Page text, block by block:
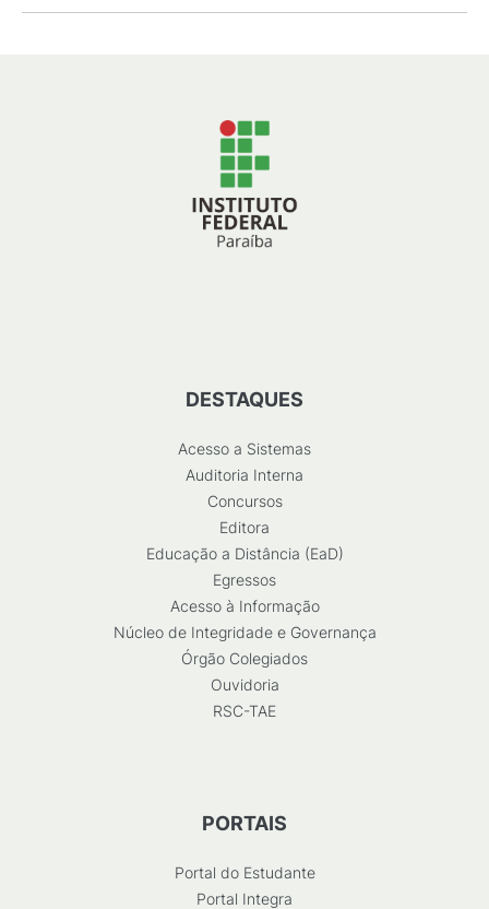
DESTAQUES
Acesso a Sistemas
Auditoria Interna
Concursos
Editora
Educação a Distância (EaD)
Egressos
Acesso à Informação
Núcleo de Integridade e Governança
Órgão Colegiados
Ouvidoria
RSC-TAE
PORTAIS
Portal do Estudante
Portal Integra